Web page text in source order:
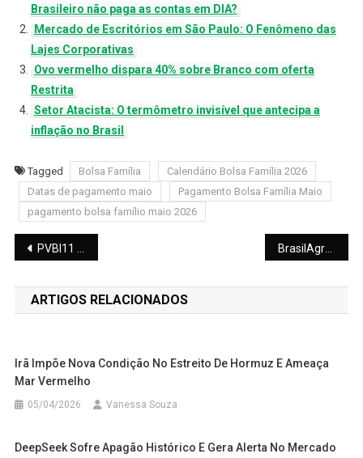
Brasileiro não paga as contas em DIA?
Mercado de Escritórios em São Paulo: O Fenômeno das
Lajes Corporativas
Ovo vermelho dispara 40% sobre Branco com oferta
Restrita
Setor Atacista: O termômetro invisível que antecipa a
inflação no Brasil
Tagged Bolsa Família
Calendário Bolsa Família 2026
Datas de pagamento maio
Pagamento Bolsa Família Maio
pagamento bolsa famílio maio 2026
Navegação
de
Post
PVBI11 mantém dividendos para maio de 2026; e yield de 0,52% BrasilAgro vende fazenda no Paraguai com lucro
ARTIGOS RELACIONADOS
Irã Impõe Nova Condição No Estreito De Hormuz E Ameaça
Mar Vermelho
05/04/2026 Vanessa Souza
DeepSeek Sofre Apagão Histórico E Gera Alerta No Mercado